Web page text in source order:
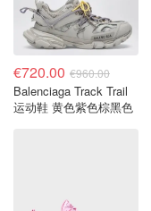
€720.00 €960.00
Balenciaga Track Trail
运动鞋 黄色紫色棕黑色